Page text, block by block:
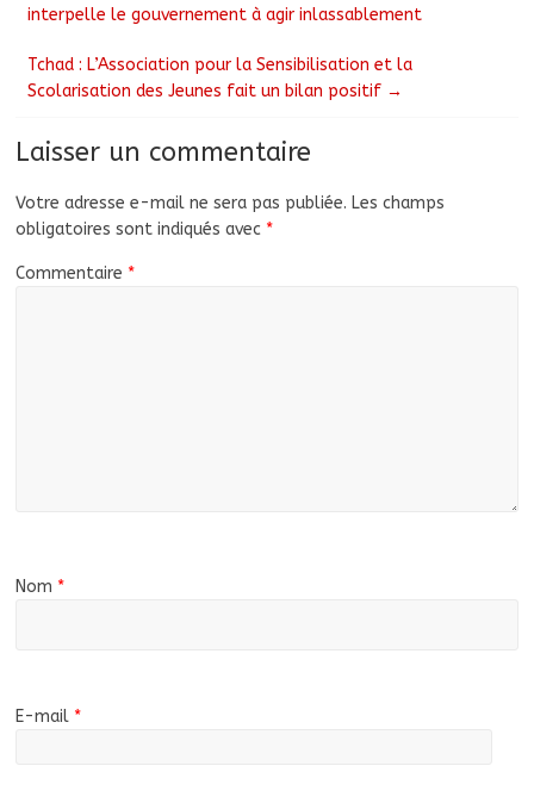
interpelle le gouvernement à agir inlassablement
Tchad : L’Association pour la Sensibilisation et la
Scolarisation des Jeunes fait un bilan positif →
Laisser un commentaire
Votre adresse e-mail ne sera pas publiée. Les champs
obligatoires sont indiqués avec *
Commentaire *
Nom *
E-mail *